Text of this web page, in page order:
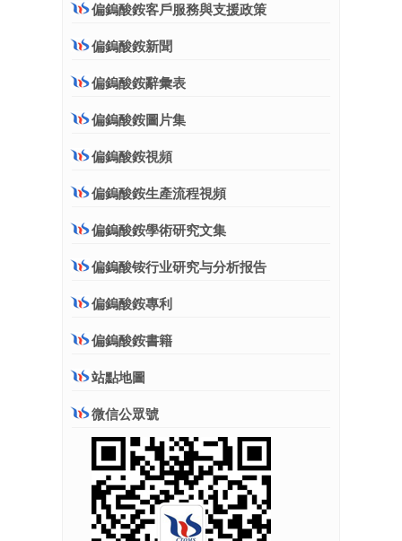
偏鎢酸銨客戶服務與支援政策
偏鎢酸銨新聞
偏鎢酸銨辭彙表
偏鎢酸銨圖片集
偏鎢酸銨視頻
偏鎢酸銨生產流程視頻
偏鎢酸銨學術研究文集
偏鎢酸铵行业研究与分析报告
偏鎢酸銨專利
偏鎢酸銨書籍
站點地圖
微信公眾號